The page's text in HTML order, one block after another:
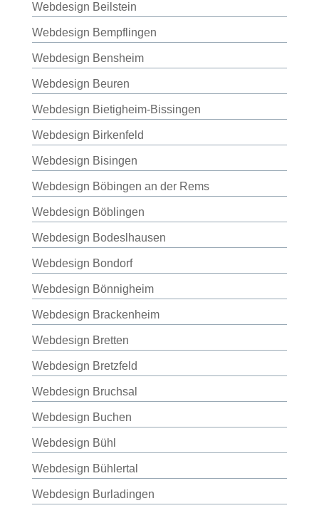
Webdesign Beilstein
Webdesign Bempflingen
Webdesign Bensheim
Webdesign Beuren
Webdesign Bietigheim-Bissingen
Webdesign Birkenfeld
Webdesign Bisingen
Webdesign Böbingen an der Rems
Webdesign Böblingen
Webdesign Bodeslhausen
Webdesign Bondorf
Webdesign Bönnigheim
Webdesign Brackenheim
Webdesign Bretten
Webdesign Bretzfeld
Webdesign Bruchsal
Webdesign Buchen
Webdesign Bühl
Webdesign Bühlertal
Webdesign Burladingen